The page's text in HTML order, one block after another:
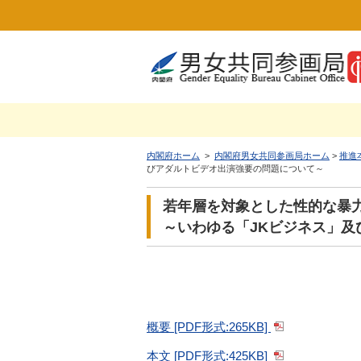
内閣府ホーム > 内閣府男女共同参画局ホーム > 推進
びアダルトビデオ出演強要の問題について～
若年層を対象とした性的な暴
～いわゆる「JKビジネス」
概要 [PDF形式:265KB]
本文 [PDF形式:425KB]